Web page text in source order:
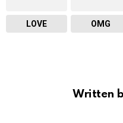
LOVE OMG
Written